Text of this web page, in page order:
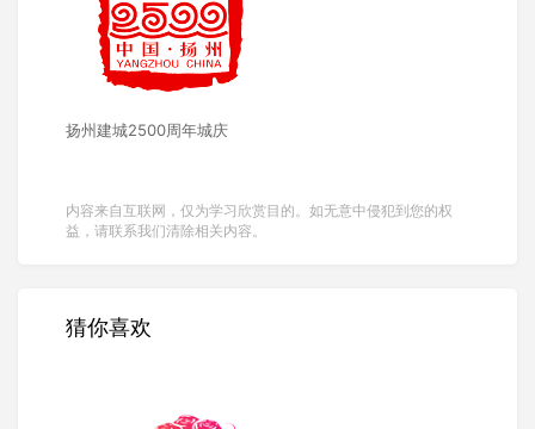
扬州建城2500周年城庆
内容来自互联网，仅为学习欣赏目的。如无意中侵犯到您的权
益，请联系我们清除相关内容。
猜你喜欢